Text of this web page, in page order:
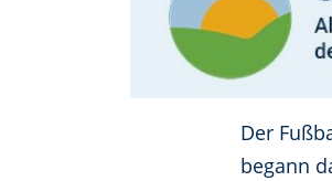
Der
begann